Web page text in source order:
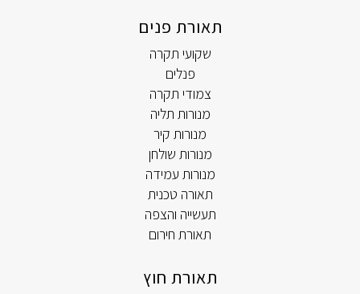
תאורת פנים
שקועי תקרה
פנלים
צמודי תקרה
מנורות תליה
מנורות קיר
מנורות שולחן
מנורות עמידה
תאורה טכנית
תעשייה והצפה
תאורת חירום
תאורת חוץ